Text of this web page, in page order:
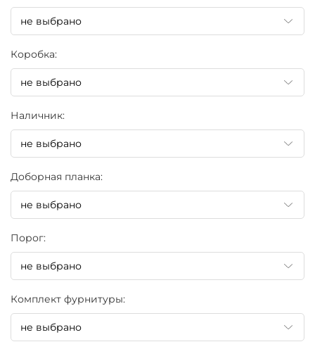
Коробка:
Наличник:
Доборная планка:
Порог:
Комплект фурнитуры: